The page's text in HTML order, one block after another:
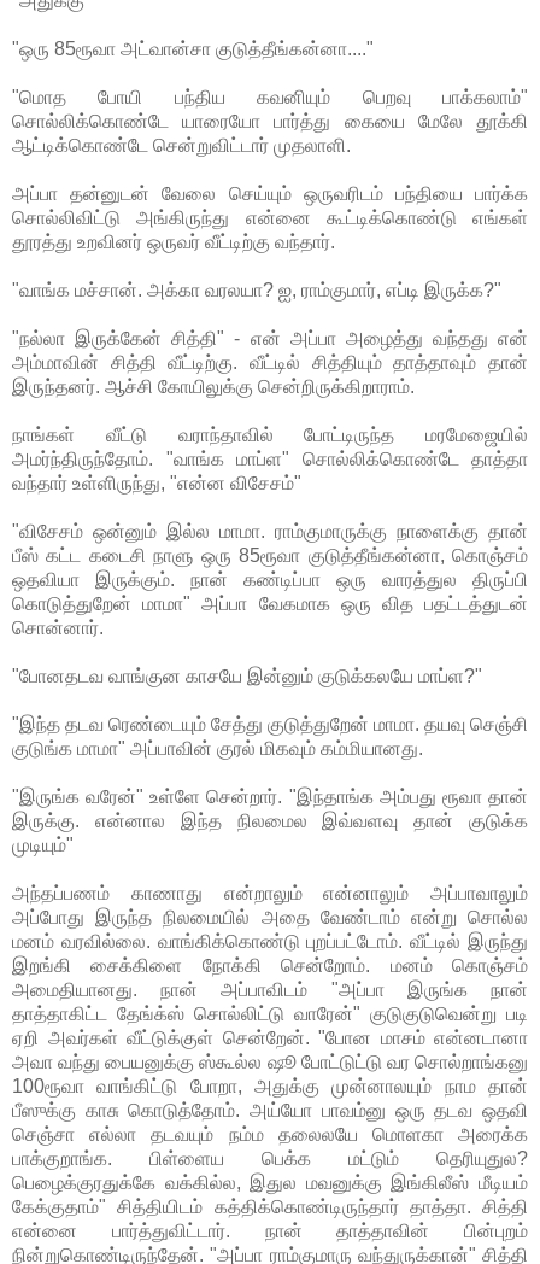
"ஒரு 85ரூவா அட்வான்சா குடுத்தீங்கன்னா...."
"மொத போயி பந்திய கவனியும் பெறவு பாக்கலாம்"
சொல்லிக்கொண்டே யாரையோ பார்த்து கையை மேலே தூக்கி
ஆட்டிக்கொண்டே சென்றுவிட்டார் முதலாளி.
அப்பா தன்னுடன் வேலை செய்யும் ஒருவரிடம் பந்தியை பார்க்க
சொல்லிவிட்டு அங்கிருந்து என்னை கூட்டிக்கொண்டு எங்கள்
தூரத்து உறவினர் ஒருவர் வீட்டிற்கு வந்தார்.
"வாங்க மச்சான். அக்கா வரலயா? ஐ, ராம்குமார், எப்டி இருக்க?"
"நல்லா இருக்கேன் சித்தி" - என் அப்பா அழைத்து வந்தது என்
அம்மாவின் சித்தி வீட்டிற்கு. வீட்டில் சித்தியும் தாத்தாவும் தான்
இருந்தனர். ஆச்சி கோயிலுக்கு சென்றிருக்கிறாராம்.
நாங்கள் வீட்டு வராந்தாவில் போட்டிருந்த மரமேஜையில்
அமர்ந்திருந்தோம். "வாங்க மாப்ள" சொல்லிக்கொண்டே தாத்தா
வந்தார் உள்ளிருந்து, "என்ன விசேசம்"
"விசேசம் ஒன்னும் இல்ல மாமா. ராம்குமாருக்கு நாளைக்கு தான்
பீஸ் கட்ட கடைசி நாளு ஒரு 85ரூவா குடுத்தீங்கன்னா, கொஞ்சம்
ஒதவியா இருக்கும். நான் கண்டிப்பா ஒரு வாரத்துல திருப்பி
கொடுத்துறேன் மாமா" அப்பா வேகமாக ஒரு வித பதட்டத்துடன்
சொன்னார்.
"போனதடவ வாங்குன காசயே இன்னும் குடுக்கலயே மாப்ள?"
"இந்த தடவ ரெண்டையும் சேத்து குடுத்துறேன் மாமா. தயவு செஞ்சி
குடுங்க மாமா" அப்பாவின் குரல் மிகவும் கம்மியானது.
"இருங்க வரேன்" உள்ளே சென்றார். "இந்தாங்க அம்பது ரூவா தான்
இருக்கு. என்னால இந்த நிலமைல இவ்வளவு தான் குடுக்க
முடியும்"
அந்தப்பணம் காணாது என்றாலும் என்னாலும் அப்பாவாலும்
அப்போது இருந்த நிலமையில் அதை வேண்டாம் என்று சொல்ல
மனம் வரவில்லை. வாங்கிக்கொண்டு புறப்பட்டோம். வீட்டில் இருந்து
இறங்கி சைக்கிளை நோக்கி சென்றோம். மனம் கொஞ்சம்
அமைதியானது. நான் அப்பாவிடம் "அப்பா இருங்க நான்
தாத்தாகிட்ட தேங்க்ஸ் சொல்லிட்டு வாரேன்" குடுகுடுவென்று படி
ஏறி அவர்கள் வீட்டுக்குள் சென்றேன். "போன மாசம் என்னடானா
அவா வந்து பையனுக்கு ஸ்கூல்ல ஷூ போட்டுட்டு வர சொல்றாங்கனு
100ரூவா வாங்கிட்டு போறா, அதுக்கு முன்னாலயும் நாம தான்
பீஸுக்கு காசு கொடுத்தோம். அய்யோ பாவம்னு ஒரு தடவ ஒதவி
செஞ்சா எல்லா தடவயும் நம்ம தலைலயே மொளகா அரைக்க
பாக்குறாங்க. பிள்ளைய பெக்க மட்டும் தெரியுதுல?
பெழைக்குரதுக்கே வக்கில்ல, இதுல மவனுக்கு இங்கிலீஸ் மீடியம்
கேக்குதாம்" சித்தியிடம் கத்திக்கொண்டிருந்தார் தாத்தா. சித்தி
என்னை பார்த்துவிட்டார். நான் தாத்தாவின் பின்புறம்
நின்றுகொண்டிருந்தேன். "அப்பா ராம்குமாரு வந்துருக்கான்" சித்தி